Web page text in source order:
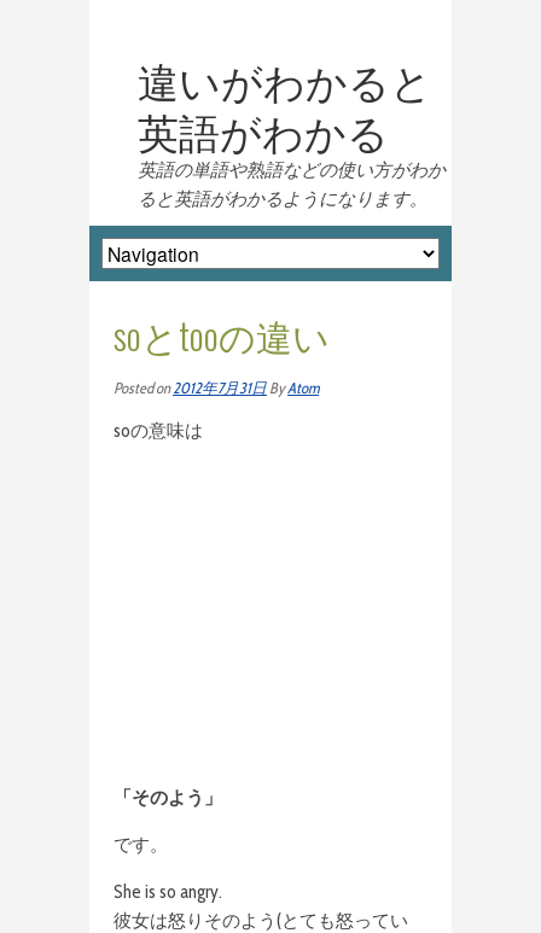
違いがわかると
英語がわかる
英語の単語や熟語などの使い方がわか
ると英語がわかるようになります。
soとtooの違い
Posted on2012年7月31日 ByAtom
soの意味は
「そのよう」
です。
She is so angry.
彼女は怒りそのよう(とても怒ってい